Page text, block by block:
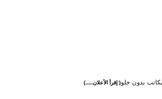
مكاتب بدون خلو( إقرأ الأعلان.....)